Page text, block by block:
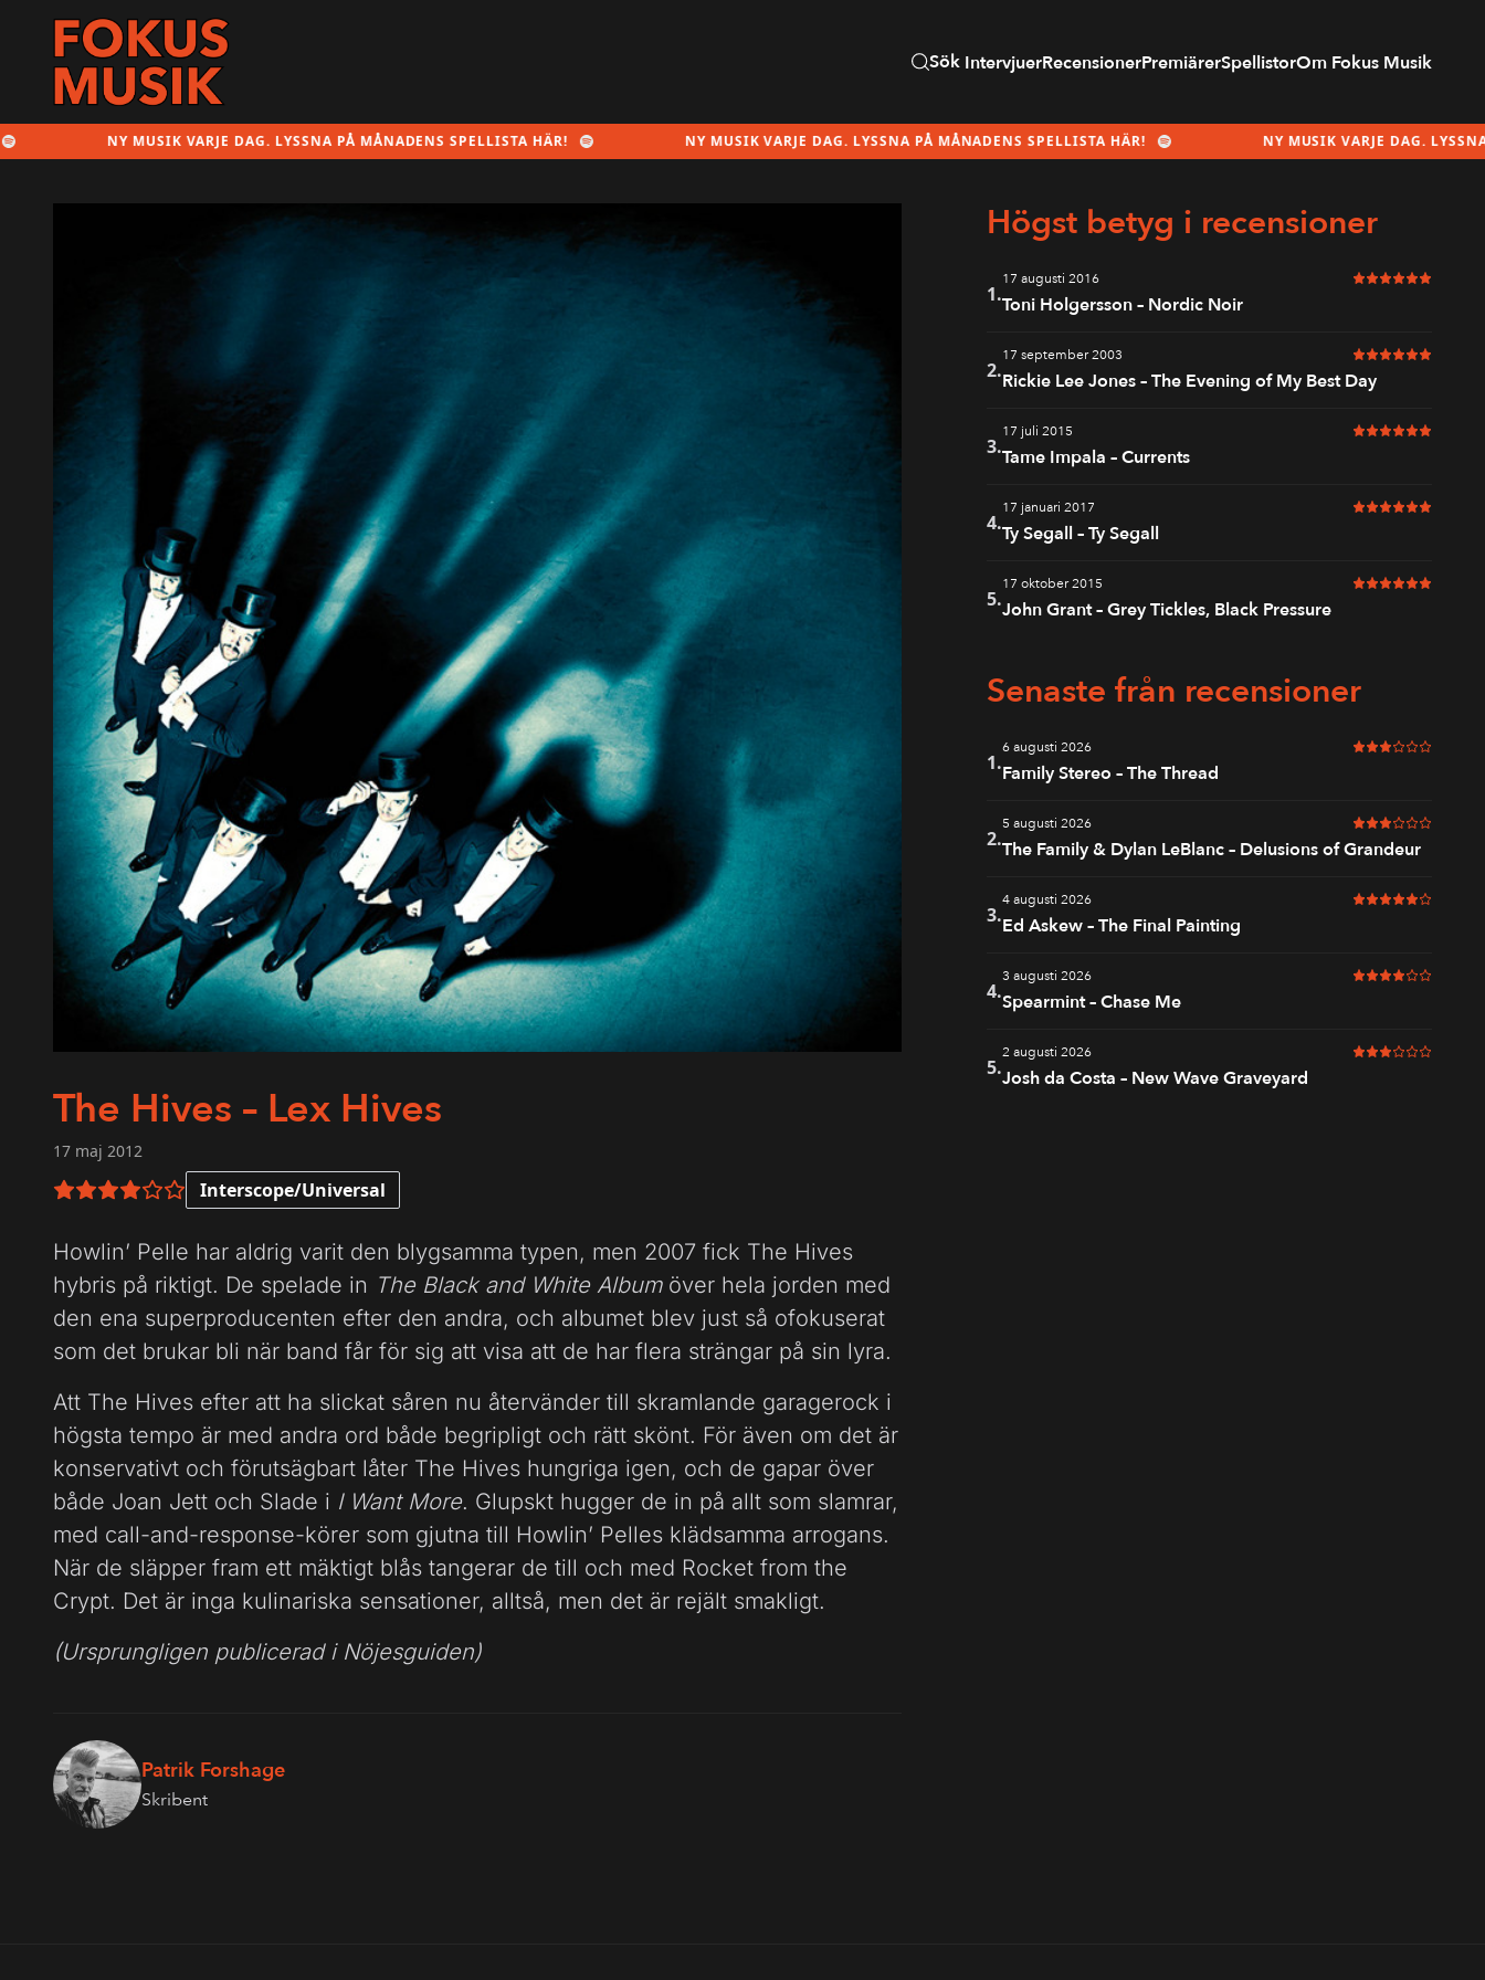
Sök IntervjuerRecensionerPremiärerSpellistorOm Fokus Musik
NY MUSIK VARJE DAG. LYSSNA PÅ MÅNADENS SPELLISTA HÄR! NY MUSIK VARJE DAG. LYSSNA PÅ MÅNADENS SPELLISTA HÄR! NY MUSIK VARJE DAG. LYSSNA PÅ
The Hives – Lex Hives
17 maj 2012
4 av 6 i betyg Interscope/Universal
Howlin’ Pelle har aldrig varit den blygsamma typen, men 2007 fick The Hives
hybris på riktigt. De spelade in The Black and White Albumöver hela jorden med
den ena superproducenten efter den andra, och albumet blev just så ofokuserat
som det brukar bli när band får för sig att visa att de har flera strängar på sin lyra.
Att The Hives efter att ha slickat såren nu återvänder till skramlande garagerock i
högsta tempo är med andra ord både begripligt och rätt skönt. För även om det är
konservativt och förutsägbart låter The Hives hungriga igen, och de gapar över
både Joan Jett och Slade i I Want More. Glupskt hugger de in på allt som slamrar,
med call-and-response-körer som gjutna till Howlin’ Pelles klädsamma arrogans.
När de släpper fram ett mäktigt blås tangerar de till och med Rocket from the
Crypt. Det är inga kulinariska sensationer, alltså, men det är rejält smakligt.
(Ursprungligen publicerad i Nöjesguiden)
Patrik Forshage
Skribent
Högst betyg i recensioner
1.
17 augusti 2016 6 av 6 i betyg
Toni Holgersson – Nordic Noir
2.
17 september 2003 6 av 6 i betyg
Rickie Lee Jones – The Evening of My Best Day
3.
17 juli 2015 6 av 6 i betyg
Tame Impala – Currents
4.
17 januari 2017 6 av 6 i betyg
Ty Segall – Ty Segall
5.
17 oktober 2015 6 av 6 i betyg
John Grant – Grey Tickles, Black Pressure
Senaste från recensioner
1.
6 augusti 2026 3 av 6 i betyg
Family Stereo – The Thread
2.
5 augusti 2026 3 av 6 i betyg
The Family & Dylan LeBlanc – Delusions of Grandeur
3.
4 augusti 2026 5 av 6 i betyg
Ed Askew – The Final Painting
4.
3 augusti 2026 4 av 6 i betyg
Spearmint – Chase Me
5.
2 augusti 2026 3 av 6 i betyg
Josh da Costa – New Wave Graveyard